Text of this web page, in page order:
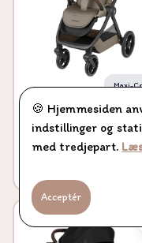
Maxi-
Oxford - Twillic
4.199.-
🍪 Hjemmesiden
indstillinger og
med tredjepart.
Acceptér